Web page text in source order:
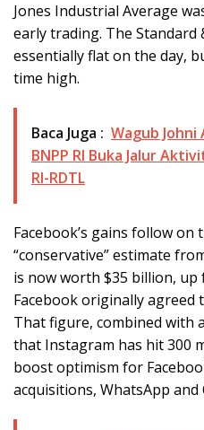
Jones Industrial Average
early trading. The Standard
essentially flat on the day,
time high.
Baca Juga : Wagub
BNPP RI Buka Jalur
RI-RDTL
Facebook’s gains follow on
“conservative” estimate
is now worth $35 billion,
Facebook originally agreed
That figure, combined with
that Instagram has hit 300
boost optimism for
acquisitions, WhatsApp and